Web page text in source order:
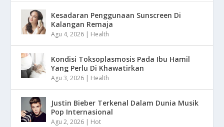
Kesadaran Penggunaan Sunscreen Di
Kalangan Remaja
Agu 4, 2026 | Health
Kondisi Toksoplasmosis Pada Ibu Hamil
Yang Perlu Di Khawatirkan
Agu 3, 2026 | Health
Justin Bieber Terkenal Dalam Dunia Musik
Pop Internasional
Agu 2, 2026 | Hot